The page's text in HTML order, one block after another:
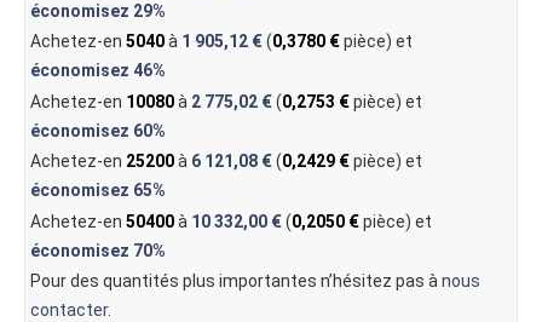
économisez 29%
Achetez-en 5040à 1 905,12 €(0,3780 €pièce) et
économisez 46%
Achetez-en 10080à 2 775,02 €(0,2753 €pièce) et
économisez 60%
Achetez-en 25200à 6 121,08 €(0,2429 €pièce) et
économisez 65%
Achetez-en 50400à 10 332,00 €(0,2050 €pièce) et
économisez 70%
Pour des quantités plus importantes n’hésitez pas à nous
contacter.